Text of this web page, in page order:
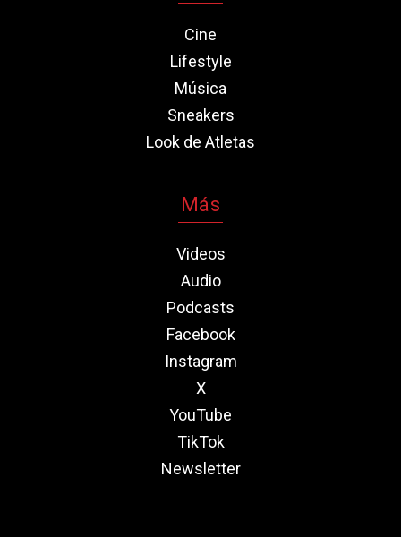
Cine
Lifestyle
Música
Sneakers
Look de Atletas
Más
Videos
Audio
Podcasts
Facebook
Instagram
X
YouTube
TikTok
Newsletter